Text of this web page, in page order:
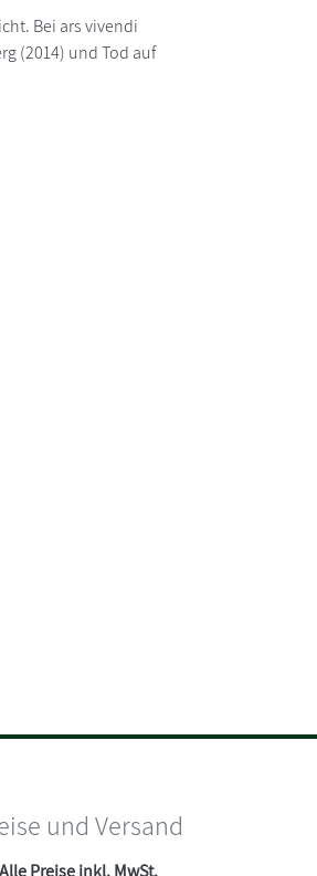
Bei ars vivendi
(2014) und Tod auf
und Versand
Alle Preise inkl. MwSt.